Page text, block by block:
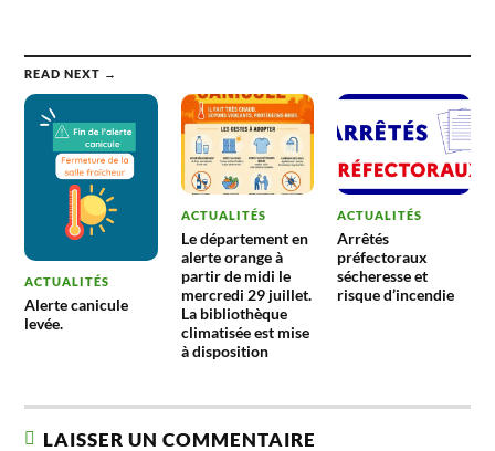
READ NEXT →
ACTUALITÉS
Alerte canicule
levée.
ACTUALITÉS
Le département en
alerte orange à
partir de midi le
mercredi 29 juillet.
La bibliothèque
climatisée est mise
à disposition
ACTUALITÉS
Arrêtés
préfectoraux
sécheresse et
risque d’incendie
LAISSER UN COMMENTAIRE